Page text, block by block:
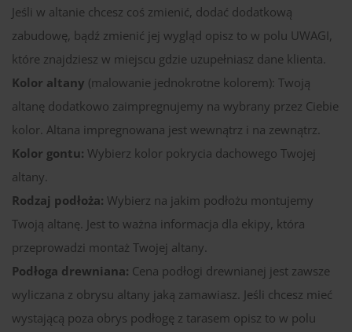
Jeśli w altanie chcesz coś zmienić, dodać dodatkową
zabudowę, bądź zmienić jej wygląd opisz to w polu UWAGI,
które znajdziesz w miejscu gdzie uzupełniasz dane klienta.
Kolor altany (malowanie jednokrotne kolorem): Twoją
altanę dodatkowo zaimpregnujemy na wybrany przez Ciebie
kolor. Altana impregnowana jest wewnątrz i na zewnątrz.
Kolor gontu: Wybierz kolor pokrycia dachowego Twojej
altany.
Rodzaj podłoża: Wybierz na jakim podłożu montujemy
Twoją altanę. Jest to ważna informacja dla ekipy, która
przeprowadzi montaż Twojej altany.
Podłoga drewniana: Cena podłogi drewnianej jest zawsze
wyliczana z obrysu altany jaką zamawiasz. Jeśli chcesz mieć
wystającą poza obrys podłogę z tarasem opisz to w polu